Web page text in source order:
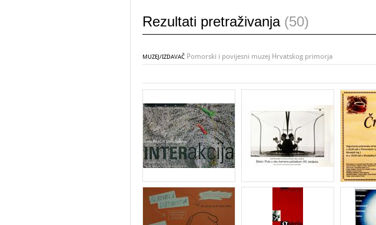
Rezultati pretraživanja (50)
MUZEJ/IZDAVAČ Pomorski i povijesni muzej Hrvatskog primorja